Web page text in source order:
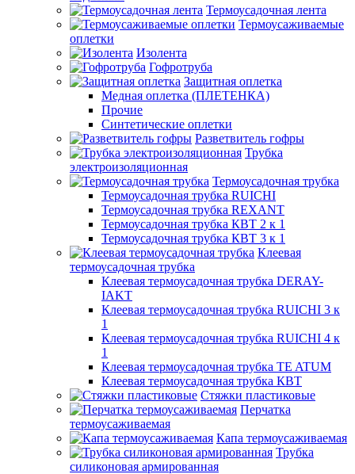
Термоусадочная лента
Термоусаживаемые
оплетки
Изолента
Гофротруба
Защитная оплетка
Медная оплетка (ПЛЕТЕНКА)
Прочие
Синтетические оплетки
Разветвитель гофры
Трубка
электроизоляционная
Термоусадочная трубка
Термоусадочная трубка RUICHI
Термоусадочная трубка REXANT
Термоусадочная трубка КВТ 2 к 1
Термоусадочная трубка КВТ 3 к 1
Клеевая
термоусадочная трубка
Клеевая термоусадочная трубка DERAY-
IAKT
Клеевая термоусадочная трубка RUICHI 3 к
1
Клеевая термоусадочная трубка RUICHI 4 к
1
Клеевая термоусадочная трубка TE ATUM
Клеевая термоусадочная трубка КВТ
Стяжки пластиковые
Перчатка
термоусаживаемая
Капа термоусаживаемая
Трубка
силиконовая армированная